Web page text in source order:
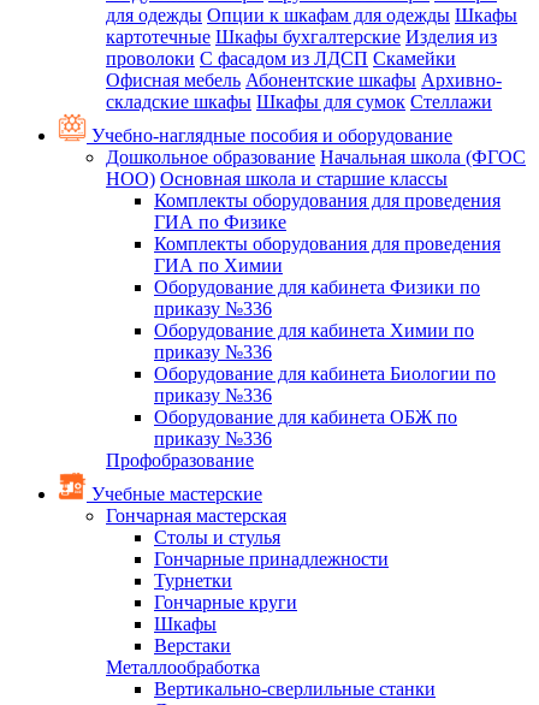
для одежды Опции к шкафам для одежды Шкафы
картотечные Шкафы бухгалтерские Изделия из
проволоки С фасадом из ЛДСП Скамейки
Офисная мебель Абонентские шкафы Архивно-
складские шкафы Шкафы для сумок Стеллажи
Учебно-наглядные пособия и оборудование
Дошкольное образование Начальная школа (ФГОС
НОО) Основная школа и старшие классы
Комплекты оборудования для проведения
ГИА по Физике
Комплекты оборудования для проведения
ГИА по Химии
Оборудование для кабинета Физики по
приказу №336
Оборудование для кабинета Химии по
приказу №336
Оборудование для кабинета Биологии по
приказу №336
Оборудование для кабинета ОБЖ по
приказу №336
Профобразование
Учебные мастерские
Гончарная мастерская
Столы и стулья
Гончарные принадлежности
Турнетки
Гончарные круги
Шкафы
Верстаки
Металлообработка
Вертикально-сверлильные станки